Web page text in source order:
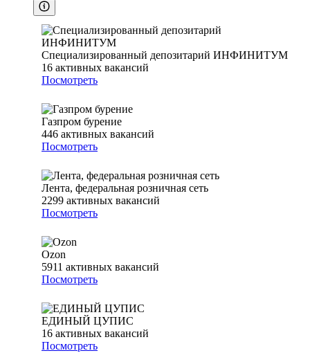
Специализированный депозитарий ИНФИНИТУМ
16 активных вакансий
Посмотреть
Газпром бурение
446 активных вакансий
Посмотреть
Лента, федеральная розничная сеть
2299 активных вакансий
Посмотреть
Ozon
5911 активных вакансий
Посмотреть
ЕДИНЫЙ ЦУПИС
16 активных вакансий
Посмотреть